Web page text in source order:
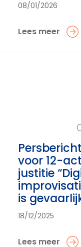
08/01/2026
Lees meer
voor 12-
justitie
is
18/12/2025
Lees meer